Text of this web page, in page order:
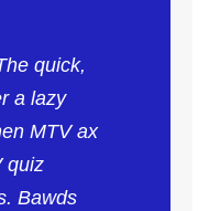
quick,
a lazy
MTV ax
quiz
Bawds